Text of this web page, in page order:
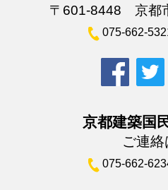
〒601-8448 京都
075-662-
京都建築国
ご連
075-662-